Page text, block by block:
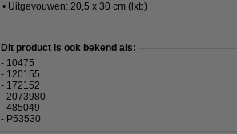
• Uitgevouwen: 20,5 x 30 cm (lxb)
Dit product is ook bekend als:
- 10475
- 120155
- 172152
- 2073980
- 485049
- P53530